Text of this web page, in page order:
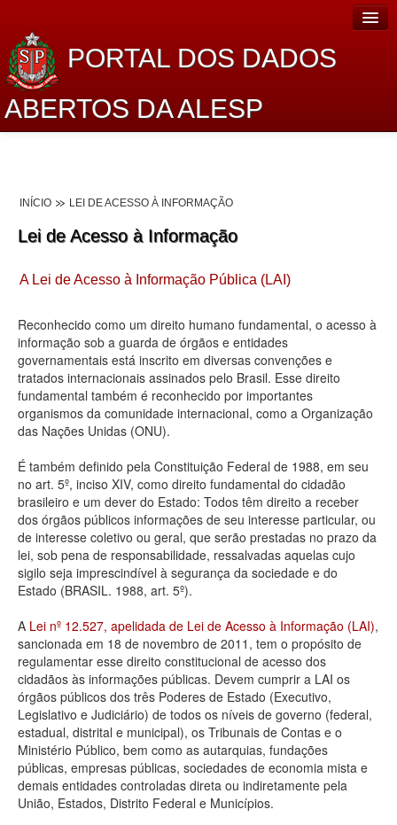
PORTAL DOS DADOS
ABERTOS DA ALESP
Lei de Acesso à Informação
Dados Governamentais Abertos
Planejamento
Catálogo de dados
Processo Legislativo
Deputados Estaduais
Administração
Legislação
Agenda
Perguntas frequentes
Contato
INÍCIO LEI DE ACESSO À INFORMAÇÃO
Lei de Acesso à Informação
A Lei de Acesso à Informação Pública (LAI)
Reconhecido como um direito humano fundamental, o acesso à
informação sob a guarda de órgãos e entidades
governamentais está inscrito em diversas convenções e
tratados internacionais assinados pelo Brasil. Esse direito
fundamental também é reconhecido por importantes
organismos da comunidade internacional, como a Organização
das Nações Unidas (ONU).
É também definido pela Constituição Federal de 1988, em seu
no art. 5º, inciso XIV, como direito fundamental do cidadão
brasileiro e um dever do Estado: Todos têm direito a receber
dos órgãos públicos informações de seu interesse particular, ou
de interesse coletivo ou geral, que serão prestadas no prazo da
lei, sob pena de responsabilidade, ressalvadas aquelas cujo
sigilo seja imprescindível à segurança da sociedade e do
Estado (BRASIL. 1988, art. 5º).
A Lei nº 12.527, apelidada de Lei de Acesso à Informação (LAI),
sancionada em 18 de novembro de 2011, tem o propósito de
regulamentar esse direito constitucional de acesso dos
cidadãos às informações públicas. Devem cumprir a LAI os
órgãos públicos dos três Poderes de Estado (Executivo,
Legislativo e Judiciário) de todos os níveis de governo (federal,
estadual, distrital e municipal), os Tribunais de Contas e o
Ministério Público, bem como as autarquias, fundações
públicas, empresas públicas, sociedades de economia mista e
demais entidades controladas direta ou indiretamente pela
União, Estados, Distrito Federal e Municípios.